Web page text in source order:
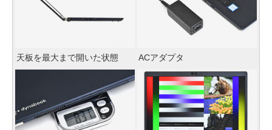
天板を最大まで開いた状態 ACアダプタ